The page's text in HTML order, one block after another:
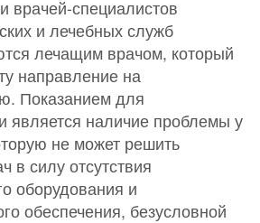
врачей-специалистов
и лечебных служб
лечащим врачом, который
направление на
Показанием для
является наличие проблемы у
не может решить
в силу отсутствия
оборудования и
обеспечения, безусловной